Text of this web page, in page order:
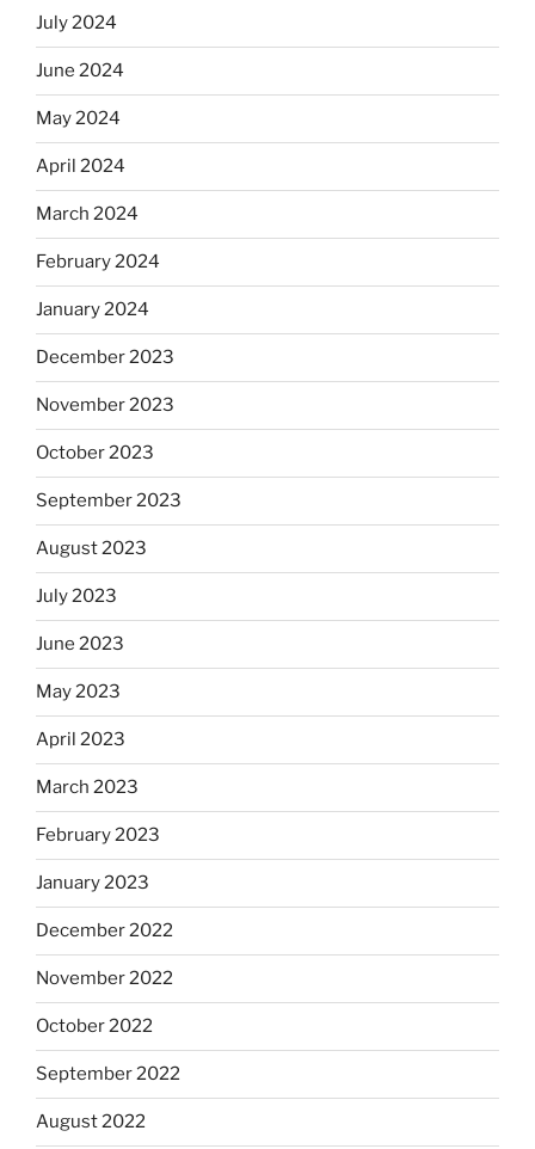
July 2024
June 2024
May 2024
April 2024
March 2024
February 2024
January 2024
December 2023
November 2023
October 2023
September 2023
August 2023
July 2023
June 2023
May 2023
April 2023
March 2023
February 2023
January 2023
December 2022
November 2022
October 2022
September 2022
August 2022